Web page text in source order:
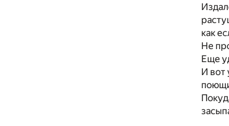
как
Не
Еще
И вот